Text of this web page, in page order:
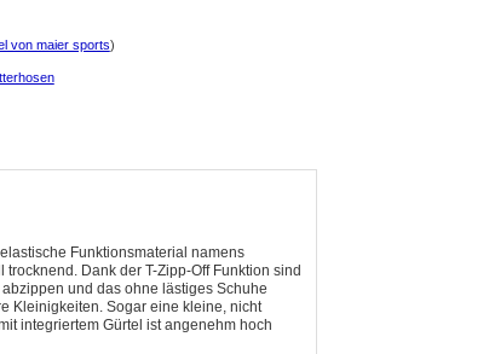
von maier sports)
Funktionsmaterial namens
Dank der T-Zipp-Off Funktion sind
und das ohne lästiges Schuhe
Kleinigkeiten. Sogar eine kleine, nicht
integriertem Gürtel ist angenehm hoch